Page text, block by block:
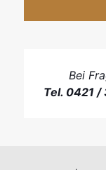
Bei
Tel. 0421